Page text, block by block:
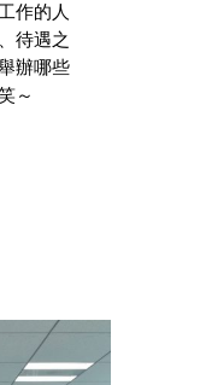
作的人
待遇之
辦哪些
～